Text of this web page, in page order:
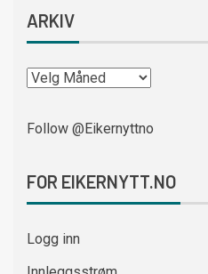
ARKIV
Follow @Eikernyttno
FOR EIKERNYTT.NO
Logg inn